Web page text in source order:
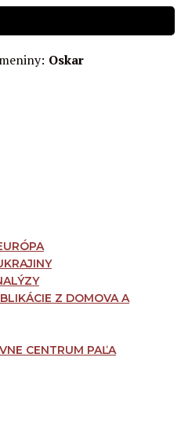
Oskar
Z DOMOVA A
CENTRUM PAĽA